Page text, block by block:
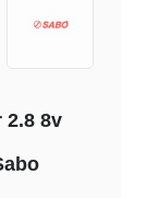
2.8 8v